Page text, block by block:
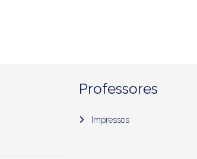
Professores
Impressos